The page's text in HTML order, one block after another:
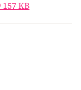
157 KB